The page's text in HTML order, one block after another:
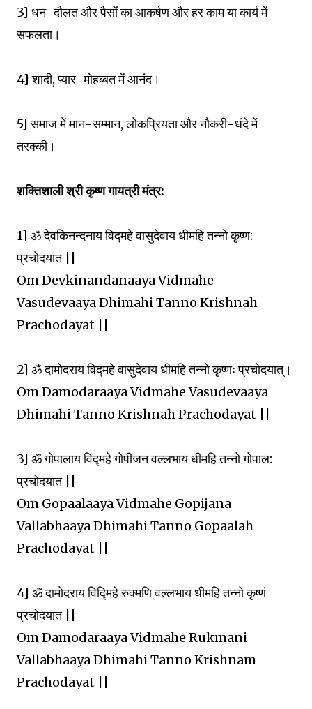
3] धन-दौलत और पैसों का आकर्षण और हर काम या कार्य में
सफलता।
4] शादी, प्यार-मोहब्बत में आनंद।
5] समाज में मान-सम्मान, लोकप्रियता और नौकरी-धंदे में
तरक्की।
शक्तिशाली श्री कृष्ण गायत्री मंत्र:
1] ॐ देवकिनन्दनाय विद्महे वासुदेवाय धीमहि तन्नो कृष्ण:
प्रचोदयात ||
Om Devkinandanaaya Vidmahe
Vasudevaaya Dhimahi Tanno Krishnah
Prachodayat ||
2] ॐ दामोदराय विद्महे वासुदेवाय धीमहि तन्नो कृष्णः प्रचोदयात्।
Om Damodaraaya Vidmahe Vasudevaaya
Dhimahi Tanno Krishnah Prachodayat ||
3] ॐ गोपालाय विद्महे गोपीजन वल्लभाय धीमहि तन्नो गोपाल:
प्रचोदयात ||
Om Gopaalaaya Vidmahe Gopijana
Vallabhaaya Dhimahi Tanno Gopaalah
Prachodayat ||
4] ॐ दामोदराय विद्मिहे रुक्मणि वल्लभाय धीमहि तन्नो कृष्णं
प्रचोदयात ||
Om Damodaraaya Vidmahe Rukmani
Vallabhaaya Dhimahi Tanno Krishnam
Prachodayat ||